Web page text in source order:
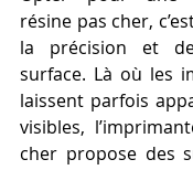
résine pas cher,
la précision et
surface. Là où les
laissent parfois
visibles,
cher propose des